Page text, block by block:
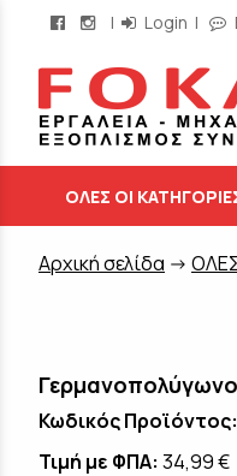
| Login |
/
ΟΛΕΣ ΟΙ
Aρχική σελίδα ->
Γερμανοπολύγωνο
Κωδικός Προϊόντος:
Τιμή με ΦΠΑ: 34,99 €